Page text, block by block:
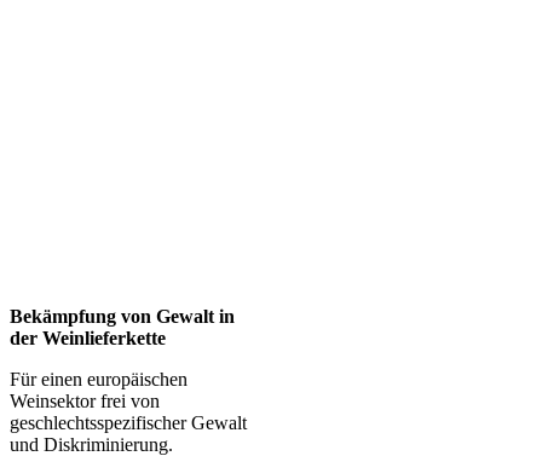
Bekämpfung von Gewalt in
der Weinlieferkette
Für einen europäischen
Weinsektor frei von
geschlechtsspezifischer Gewalt
und Diskriminierung.